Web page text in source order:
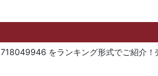
をランキング形式でご紹介！